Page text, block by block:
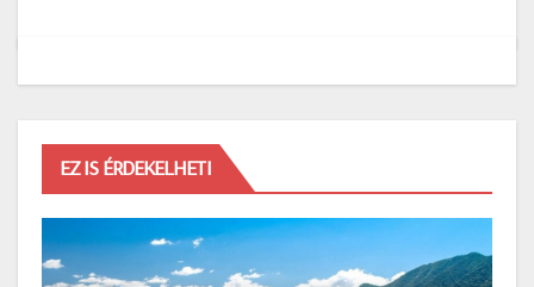
EZ IS ÉRDEKELHETI